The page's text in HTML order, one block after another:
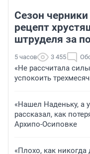
Сезон
рецепт
штруделя за
5 часов 3 455
«Не рассчитала
успокоить
«Нашел Наденьку, а
рассказал, как
Архипо-Осиповке
«Плохо, как никогда